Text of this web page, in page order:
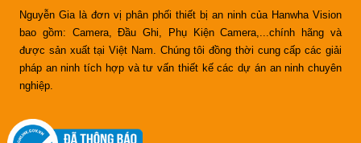
Nguyễn Gia là đơn vị phân phối thiết bị an ninh của Hanwha Vision
bao gồm: Camera, Đầu Ghi, Phụ Kiện Camera,...chính hãng và
được sản xuất tại Việt Nam. Chúng tôi đồng thời cung cấp các giải
pháp an ninh tích hợp và tư vấn thiết kế các dự án an ninh chuyên
nghiệp.